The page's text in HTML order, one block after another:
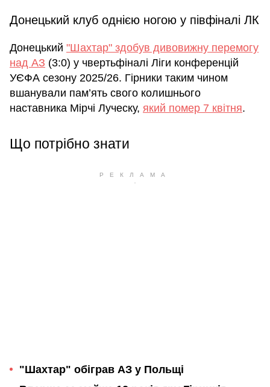
Донецький клуб однією ногою у півфіналі ЛК
Донецький "Шахтар" здобув дивовижну перемогу
над АЗ (3:0) у чвертьфіналі Ліги конференцій
УЄФА сезону 2025/26. Гірники таким чином
вшанували пам’ять свого колишнього
наставника Мірчі Луческу, який помер 7 квітня.
Що потрібно знати
"Шахтар" обіграв АЗ у Польщі